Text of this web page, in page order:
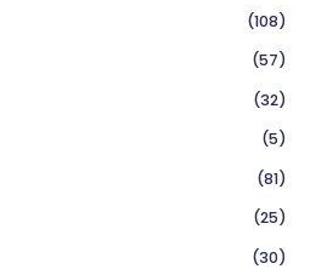
(108)
(57)
(32)
(5)
(81)
(25)
(30)